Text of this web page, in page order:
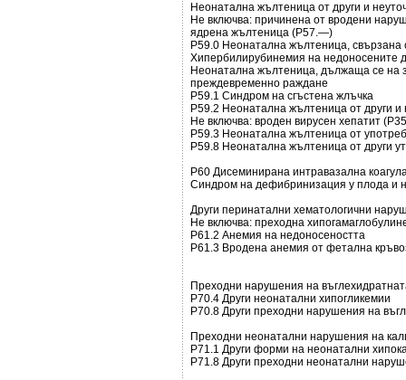
Неонатална жълтеница от други и
Не включва: причинена от вродени
ядрена жълтеница (P57.—)
Р59.0 Неонатална жълтеница,
Хипербилирубинемия на недоносените
Неонатална жълтеница, дължаща се на
преждевременно раждане
Р59.1 Синдром на сгъстена жлъчка
Р59.2 Неонатална жълтеница от други
Не включва: вроден вирусен хепатит
Р59.3 Неонатална жълтеница от
Р59.8 Неонатална жълтеница от други
Р60 Дисеминирана интравазална
Синдром на дефибринизация у плода и
Други перинатални хематологични
Не включва: преходна
Р61.2 Анемия на недоносеността
Р61.3 Вродена анемия от фетална
Преходни нарушения на
Р70.4 Други неонатални хипогликемии
Р70.8 Други преходни нарушения на
Преходни неонатални нарушения на
Р71.1 Други форми на неонатални
Р71.8 Други преходни неонатални